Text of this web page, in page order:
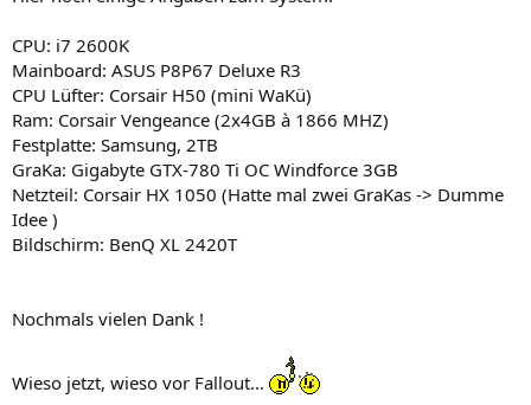
CPU: i7 2600K
Mainboard: ASUS P8P67 Deluxe R3
CPU Lüfter: Corsair H50 (mini WaKü)
Ram: Corsair Vengeance (2x4GB à 1866 MHZ)
Festplatte: Samsung, 2TB
GraKa: Gigabyte GTX-780 Ti OC Windforce 3GB
Netzteil: Corsair HX 1050 (Hatte mal zwei GraKas -> Dumme
Idee )
Bildschirm: BenQ XL 2420T
Nochmals vielen Dank !
Wieso jetzt, wieso vor Fallout...